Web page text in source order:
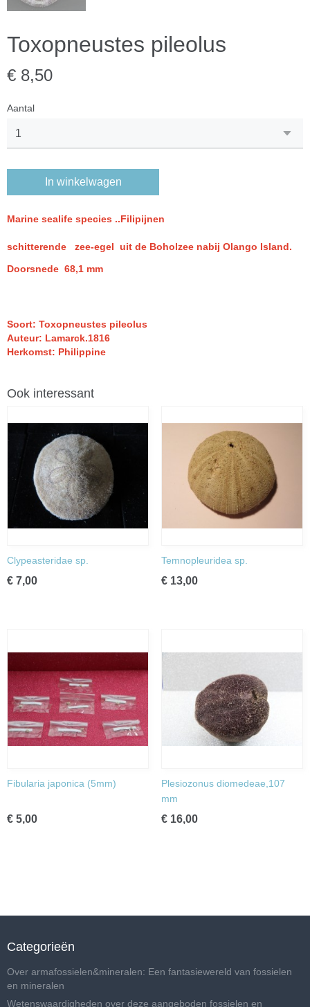
Toxopneustes pileolus
€ 8,50
Aantal
In winkelwagen
Marine sealife species ..Filipijnen
schitterende zee-egel uit de Boholzee nabij Olango Island.
Doorsnede 68,1 mm
Soort: Toxopneustes pileolus
Auteur: Lamarck.1816
Herkomst: Philippine
Ook interessant
Clypeasteridae sp.
€ 7,00
Temnopleuridea sp.
€ 13,00
Fibularia japonica (5mm)
€ 5,00
Plesiozonus diomedeae,107
mm
€ 16,00
Categorieën
Over armafossielen&mineralen: Een fantasiewereld van fossielen
en mineralen
Wetenswaardigheden over deze aangeboden fossielen en